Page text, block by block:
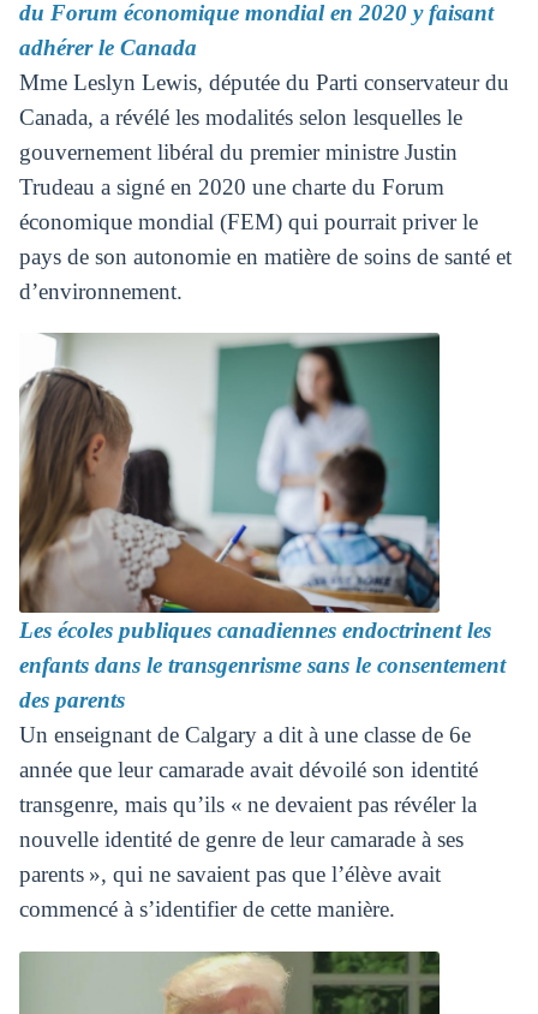
du Forum économique mondial en 2020 y faisant
adhérer le Canada
Mme Leslyn Lewis, députée du Parti conservateur du
Canada, a révélé les modalités selon lesquelles le
gouvernement libéral du premier ministre Justin
Trudeau a signé en 2020 une charte du Forum
économique mondial (FEM) qui pourrait priver le
pays de son autonomie en matière de soins de santé et
d’environnement.
Les écoles publiques canadiennes endoctrinent les
enfants dans le transgenrisme sans le consentement
des parents
Un enseignant de Calgary a dit à une classe de 6e
année que leur camarade avait dévoilé son identité
transgenre, mais qu’ils « ne devaient pas révéler la
nouvelle identité de genre de leur camarade à ses
parents », qui ne savaient pas que l’élève avait
commencé à s’identifier de cette manière.